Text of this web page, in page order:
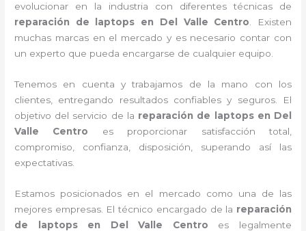
evolucionar en la industria con diferentes técnicas de
reparación de laptops en Del Valle Centro . Existen
muchas marcas en el mercado y es necesario contar con
un experto que pueda encargarse de cualquier equipo.
Tenemos en cuenta y trabajamos de la mano con los
clientes, entregando resultados confiables y seguros. El
objetivo del servicio de la reparación de laptops en Del
Valle Centro es proporcionar satisfacción total,
compromiso, confianza, disposición, superando así las
expectativas.
Estamos posicionados en el mercado como una de las
mejores empresas. El técnico encargado de la reparación
de laptops en Del Valle Centro es legalmente